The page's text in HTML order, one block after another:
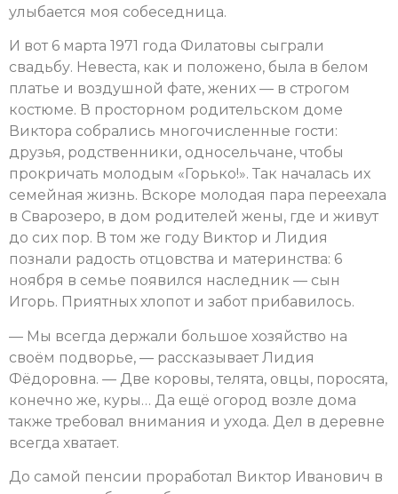
улыбается моя собеседница.
И вот 6 марта 1971 года Филатовы сыграли
свадьбу. Невеста, как и положено, была в белом
платье и воздушной фате, жених — в строгом
костюме. В просторном родительском доме
Виктора собрались многочисленные гости:
друзья, родственники, односельчане, чтобы
прокричать молодым «Горько!». Так началась их
семейная жизнь. Вскоре молодая пара переехала
в Сварозеро, в дом родителей жены, где и живут
до сих пор. В том же году Виктор и Лидия
познали радость отцовства и материнства: 6
ноября в семье появился наследник — сын
Игорь. Приятных хлопот и забот прибавилось.
— Мы всегда держали большое хозяйство на
своём подворье, — рассказывает Лидия
Фёдоровна. — Две коровы, телята, овцы, поросята,
конечно же, куры… Да ещё огород возле дома
также требовал внимания и ухода. Дел в деревне
всегда хватает.
До самой пенсии проработал Виктор Иванович в